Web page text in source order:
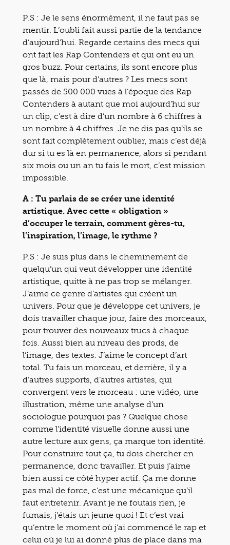
P.S : Je le sens énormément, il ne faut pas se
mentir. L’oubli fait aussi partie de la tendance
d’aujourd’hui. Regarde certains des mecs qui
ont fait les Rap Contenders et qui ont eu un
gros buzz. Pour certains, ils sont encore plus
que là, mais pour d’autres ? Les mecs sont
passés de 500 000 vues à l’époque des Rap
Contenders à autant que moi aujourd’hui sur
un clip, c’est à dire d’un nombre à 6 chiffres à
un nombre à 4 chiffres. Je ne dis pas qu’ils se
sont fait complètement oublier, mais c’est déjà
dur si tu es là en permanence, alors si pendant
six mois ou un an tu fais le mort, c’est mission
impossible.
A : Tu parlais de se créer une identité
artistique. Avec cette « obligation »
d’occuper le terrain, comment gères-tu,
l’inspiration, l’image, le rythme ?
P.S : Je suis plus dans le cheminement de
quelqu’un qui veut développer une identité
artistique, quitte à ne pas trop se mélanger.
J’aime ce genre d’artistes qui créent un
univers. Pour que je développe cet univers, je
dois travailler chaque jour, faire des morceaux,
pour trouver des nouveaux trucs à chaque
fois. Aussi bien au niveau des prods, de
l’image, des textes. J’aime le concept d’art
total. Tu fais un morceau, et derrière, il y a
d’autres supports, d’autres artistes, qui
convergent vers le morceau : une vidéo, une
illustration, même une analyse d’un
sociologue pourquoi pas ? Quelque chose
comme l’identité visuelle donne aussi une
autre lecture aux gens, ça marque ton identité.
Pour construire tout ça, tu dois chercher en
permanence, donc travailler. Et puis j’aime
bien aussi ce côté hyper actif. Ça me donne
pas mal de force, c’est une mécanique qu’il
faut entretenir. Avant je ne foutais rien, je
fumais, j’étais un jeune quoi ! Et c’est vrai
qu’entre le moment où j’ai commencé le rap et
celui où je lui ai donné plus de place dans ma